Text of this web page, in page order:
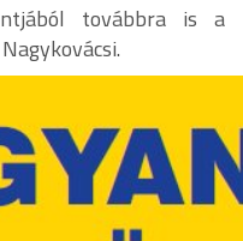
továbbra is a